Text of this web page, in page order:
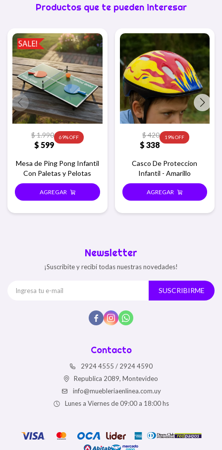
Productos que te pueden interesar
$ 599
$1.990 69
Mesa de Ping Pong Infantil
Con Paletas y Pelotas
$ 338
$420 19
Casco De Proteccion
Infantil - Amarillo
Contacto
2924 4555 / 2924 4590
Republica 2089, Montevideo
info@muebleriaenlinea.com.uy
Lunes a Viernes de 09:00 a 18:00 hs
Newsletter
¡Suscribite y recibí todas nuestras novedades!
SUSCRIBIRME
  